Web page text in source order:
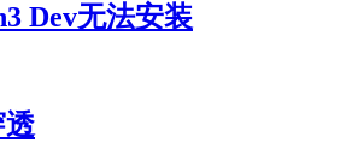
Dev无法安装
透